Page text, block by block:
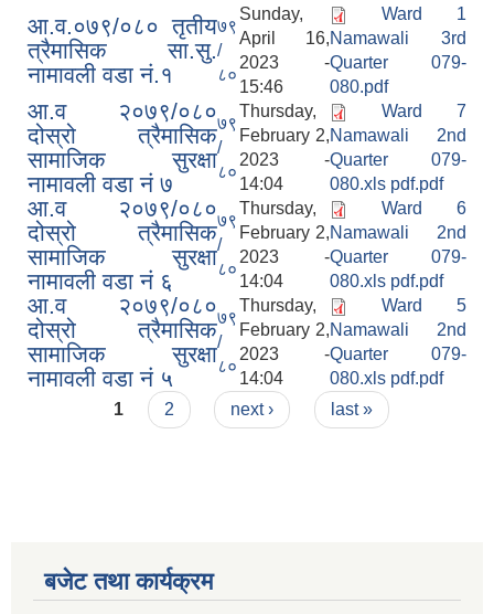
आ.व.०७९/०८० तृतीय
त्रैमासिक सा.सु.
नामावली वडा नं.१
७९
/
८०
Sunday,
April 16,
2023 -
15:46
Ward 1
Namawali 3rd
Quarter 079-
080.pdf
आ.व २०७९/०८०
दोस्रो त्रैमासिक
सामाजिक सुरक्षा
नामावली वडा नं ७
७९
/
८०
Thursday,
February 2,
2023 -
14:04
Ward 7
Namawali 2nd
Quarter 079-
080.xls pdf.pdf
आ.व २०७९/०८०
दोस्रो त्रैमासिक
सामाजिक सुरक्षा
नामावली वडा नं ६
७९
/
८०
Thursday,
February 2,
2023 -
14:04
Ward 6
Namawali 2nd
Quarter 079-
080.xls pdf.pdf
आ.व २०७९/०८०
दोस्रो त्रैमासिक
सामाजिक सुरक्षा
नामावली वडा नं ५
७९
/
८०
Thursday,
February 2,
2023 -
14:04
Ward 5
Namawali 2nd
Quarter 079-
080.xls pdf.pdf
Pages
1 2 next › last »
बजेट तथा कार्यक्रम